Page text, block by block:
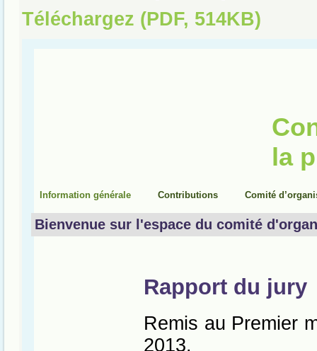
Téléchargez (PDF, 514KB)